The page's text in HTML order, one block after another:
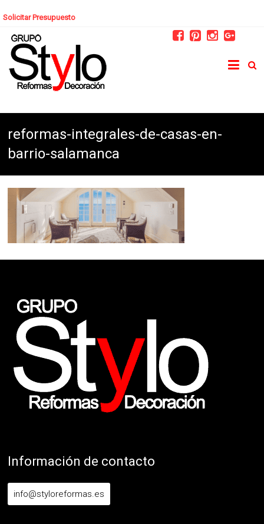
Solicitar Presupuesto
reformas-integrales-de-casas-en-
barrio-salamanca
Información de contacto
info@styloreformas.es